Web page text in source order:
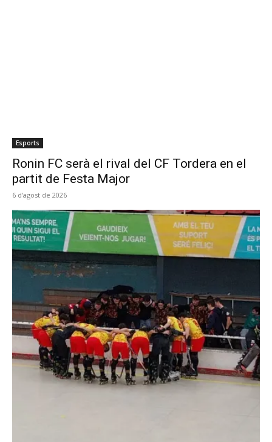
Esports
Ronin FC serà el rival del CF Tordera en el
partit de Festa Major
6 d'agost de 2026